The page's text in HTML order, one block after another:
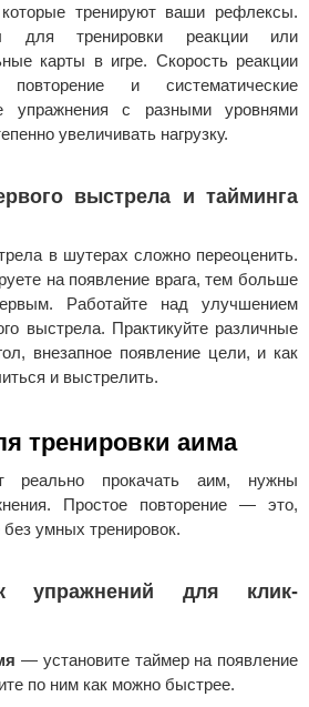
тренируют ваши рефлексы.
для тренировки реакции или
карты в игре. Скорость реакции
повторение и систематические
упражнения с разными уровнями
увеличивать нагрузку.
выстрела и тайминга
в шутерах сложно переоценить.
на появление врага, тем больше
Работайте над улучшением
выстрела. Практикуйте различные
внезапное появление цели, и как
и выстрелить.
тренировки аима
реально прокачать аим, нужны
Простое повторение — это,
умных тренировок.
упражнений для клик-
— установите таймер на появление
по ним как можно быстрее.